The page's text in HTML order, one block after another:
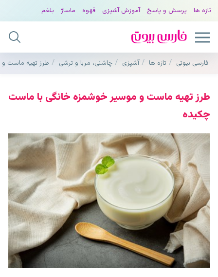
تازه ها پرسش و پاسخ آموزش آشپزی قهوه ماساژ بلغم
فارسی بیوتی تازه ها آشپزی چاشنی، مربا و ترشی طرز تهیه ماست
طرز تهیه ماست و موسیر خوشمزه خانگی با ماست
چکیده